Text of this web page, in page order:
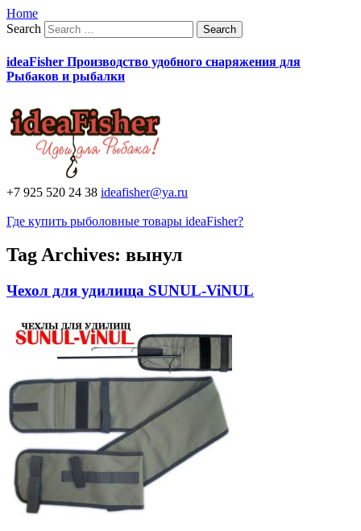
Home
Search
ideaFisher Производство удобного снаряжения для
Рыбаков и рыбалки
+7 925 520 24 38 ideafisher@ya.ru
Где купить рыболовные товары ideaFisher?
Tag Archives: вынул
Чехол для удилища SUNUL-ViNUL